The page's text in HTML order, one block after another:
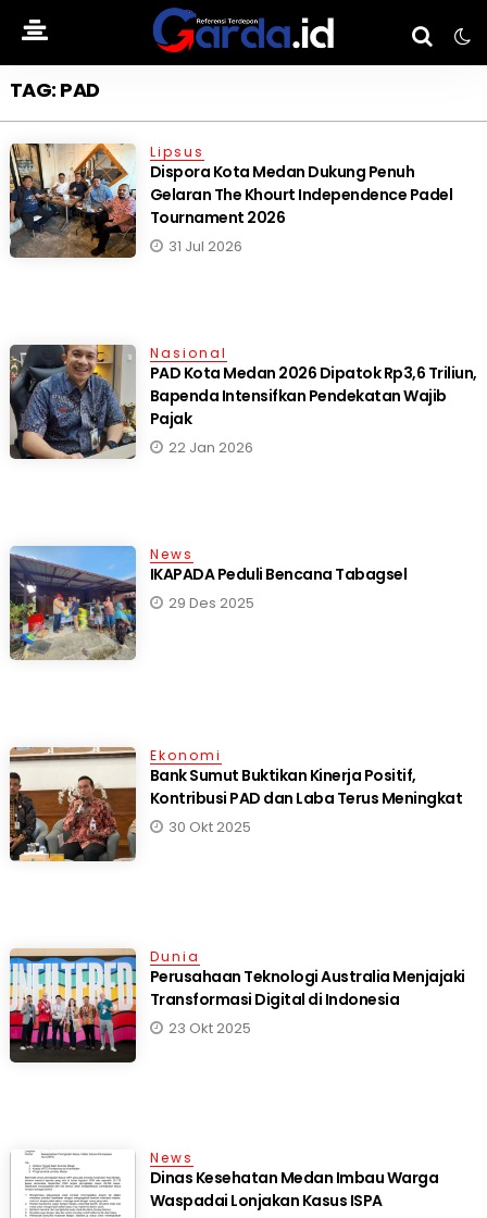
TAG: PAD
Lipsus
Dispora Kota Medan Dukung Penuh
Gelaran The Khourt Independence Padel
Tournament 2026
31 Jul 2026
Nasional
PAD Kota Medan 2026 Dipatok Rp3,6 Triliun,
Bapenda Intensifkan Pendekatan Wajib
Pajak
22 Jan 2026
News
IKAPADA Peduli Bencana Tabagsel
29 Des 2025
Ekonomi
Bank Sumut Buktikan Kinerja Positif,
Kontribusi PAD dan Laba Terus Meningkat
30 Okt 2025
Dunia
Perusahaan Teknologi Australia Menjajaki
Transformasi Digital di Indonesia
23 Okt 2025
News
Dinas Kesehatan Medan Imbau Warga
Waspadai Lonjakan Kasus ISPA